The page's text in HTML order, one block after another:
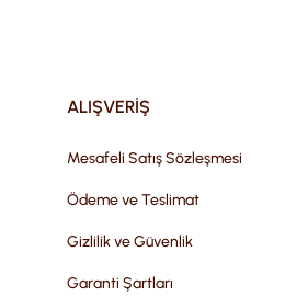
ALIŞVERİŞ
Mesafeli Satış Sözleşmesi
Ödeme ve Teslimat
Gizlilik ve Güvenlik
Garanti Şartları